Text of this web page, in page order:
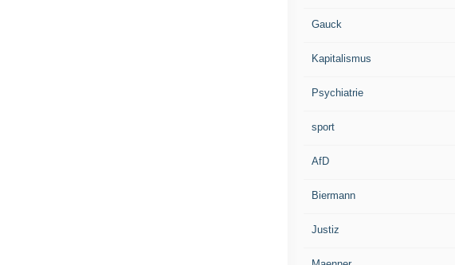
Gauck
Kapitalismus
Psychiatrie
sport
AfD
Biermann
Justiz